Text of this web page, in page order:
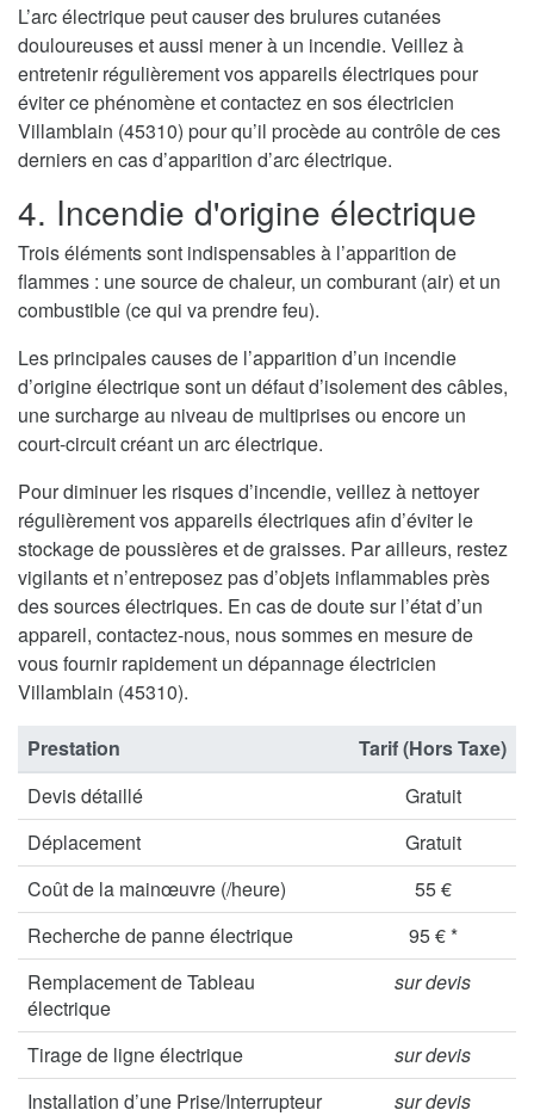
L’arc électrique peut causer des brulures cutanées
douloureuses et aussi mener à un incendie. Veillez à
entretenir régulièrement vos appareils électriques pour
éviter ce phénomène et contactez en sos électricien
Villamblain (45310) pour qu’il procède au contrôle de ces
derniers en cas d’apparition d’arc électrique.
4. Incendie d'origine électrique
Trois éléments sont indispensables à l’apparition de
flammes : une source de chaleur, un comburant (air) et un
combustible (ce qui va prendre feu).
Les principales causes de l’apparition d’un incendie
d’origine électrique sont un défaut d’isolement des câbles,
une surcharge au niveau de multiprises ou encore un
court-circuit créant un arc électrique.
Pour diminuer les risques d’incendie, veillez à nettoyer
régulièrement vos appareils électriques afin d’éviter le
stockage de poussières et de graisses. Par ailleurs, restez
vigilants et n’entreposez pas d’objets inflammables près
des sources électriques. En cas de doute sur l’état d’un
appareil, contactez-nous, nous sommes en mesure de
vous fournir rapidement un dépannage électricien
Villamblain (45310).
Prestation
Tarif (Hors Taxe)
Devis détaillé
Gratuit
Déplacement
Gratuit
Coût de la mainœuvre (/heure)
55 €
Recherche de panne électrique
95 € *
Remplacement de Tableau
électrique
sur devis
Tirage de ligne électrique
sur devis
Installation d’une Prise/Interrupteur
sur devis